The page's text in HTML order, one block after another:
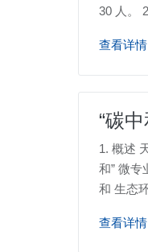
30 人。
查看详情
“碳
1. 概述
和” 微专
和 生态
查看详情